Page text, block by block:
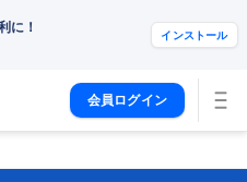
に！ インストール
会員ログイン